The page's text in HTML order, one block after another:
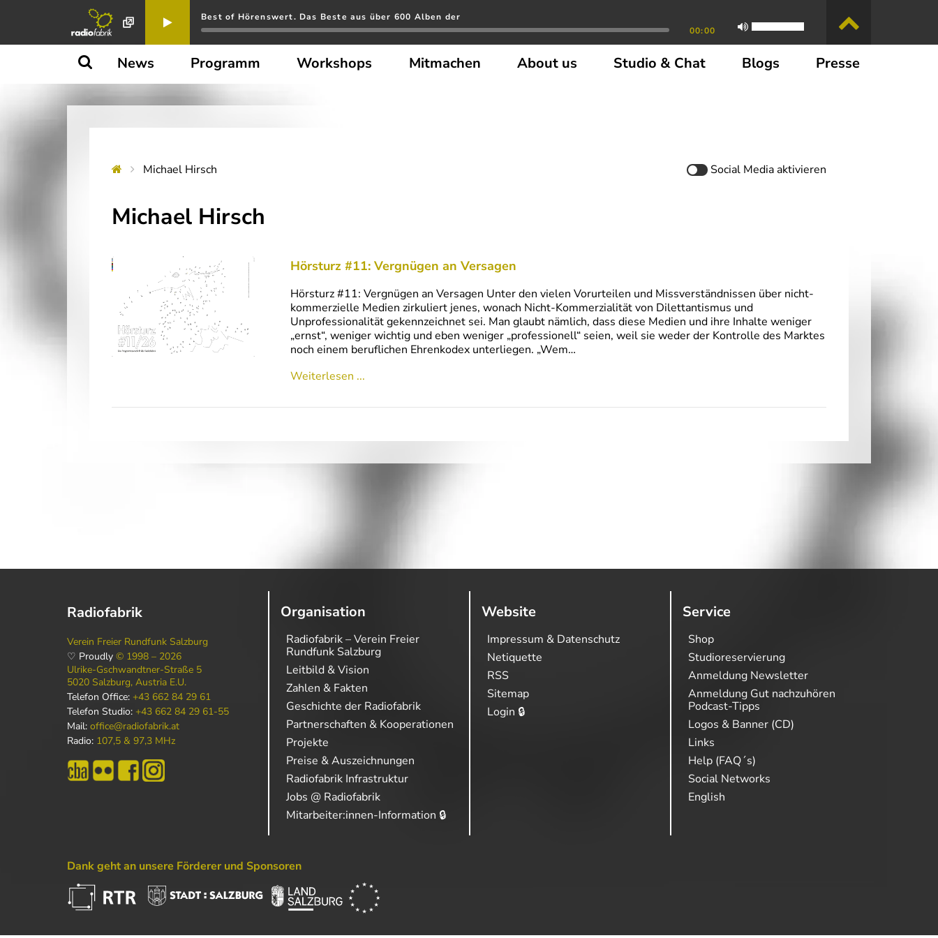
Best of Hörenswert. Das Beste aus über 600 Alben der
00:00
News Programm Workshops Mitmachen About us Studio & Chat Blogs Presse
Michael Hirsch Social Mediaaktivieren
Michael Hirsch
Hörsturz #11: Vergnügen an Versagen
Hörsturz #11: Vergnügen an Versagen Unter den vielen Vorurteilen und Missverständnissen über nicht-
kommerzielle Medien zirkuliert jenes, wonach Nicht-Kommerzialität von Dilettantismus und
Unprofessionalität gekennzeichnet sei. Man glaubt nämlich, dass diese Medien und ihre Inhalte weniger
„ernst“, weniger wichtig und eben weniger „professionell“ seien, weil sie weder der Kontrolle des Marktes
noch einem beruflichen Ehrenkodex unterliegen. „Wem…
Weiterlesen ...
Radiofabrik
Verein Freier Rundfunk Salzburg
♡ Proudly © 1998 – 2026
Ulrike-Gschwandtner-Straße 5
5020 Salzburg, Austria E.U.
Telefon Office: +43 662 84 29 61
Telefon Studio: +43 662 84 29 61-55
Mail: office@radiofabrik.at
Radio: 107,5 & 97,3 MHz
Organisation
Radiofabrik – Verein Freier
Rundfunk Salzburg
Leitbild & Vision
Zahlen & Fakten
Geschichte der Radiofabrik
Partnerschaften & Kooperationen
Projekte
Preise & Auszeichnungen
Radiofabrik Infrastruktur
Jobs @ Radiofabrik
Mitarbeiter:innen-Information 🔒
Website
Impressum & Datenschutz
Netiquette
RSS
Sitemap
Login 🔒
Service
Shop
Studioreservierung
Anmeldung Newsletter
Anmeldung Gut nachzuhören
Podcast-Tipps
Logos & Banner (CD)
Links
Help (FAQ´s)
Social Networks
English
Dank geht an unsere Förderer und Sponsoren